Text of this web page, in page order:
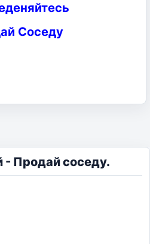
Соседу
- Продай соседу.